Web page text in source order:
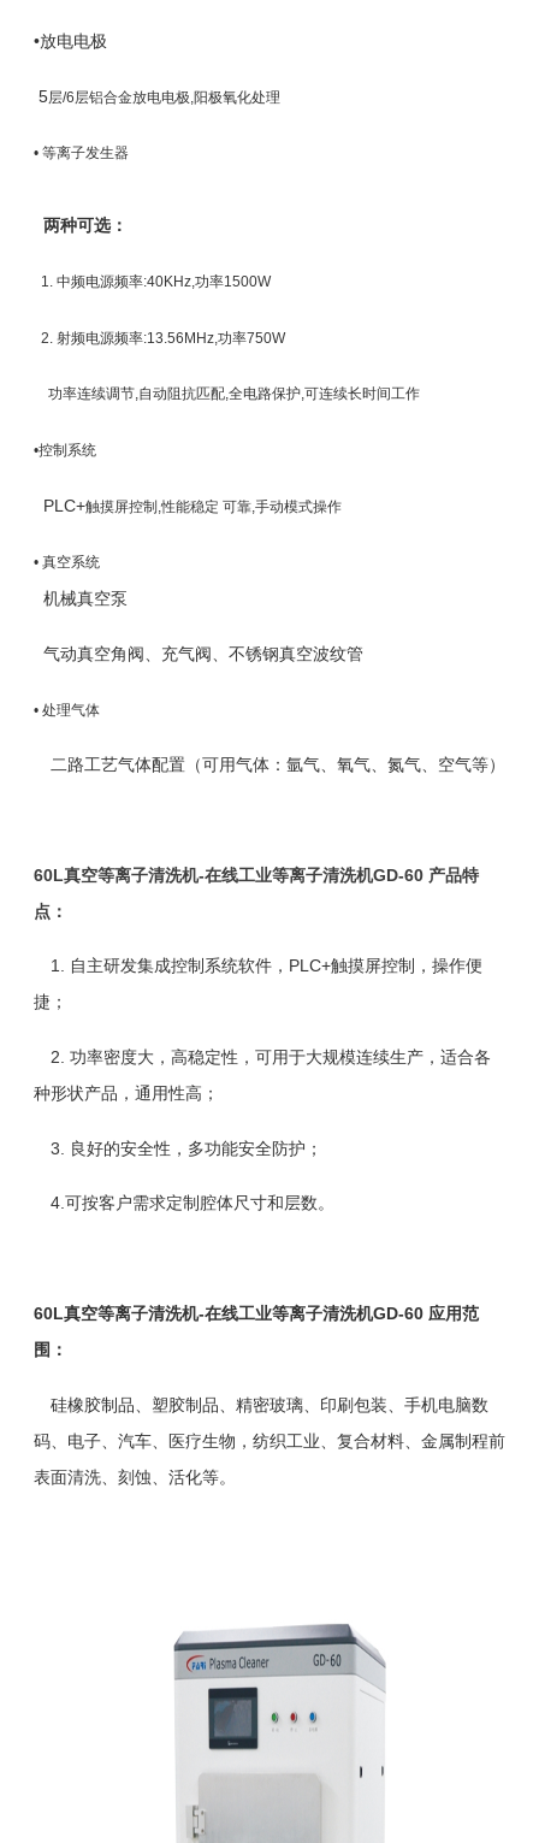
•放电电极
5层/6层铝合金放电电极 阳极氧化处理
• 等离子发生器
两种可选：
1. 中频电源频率:40KHz,功率1500W
2. 射频电源频率:13.56MHz, 功率750W
功率连续调节,自动阻抗匹配,全电路保护,可连续长时间工作
•控制系统
PLC+触摸屏控制 ,性能稳定 可靠, 手动模式操作
• 真空系统
机械真空泵
气动真空角阀、充气阀、不锈钢真空波纹管
• 处理气体
二路工艺气体配置（可用气体：氩气、氧气、氮气、空气等）
60L真空等离子清洗机-在线工业等离子清洗机GD-60 产品特
点：
1. 自主研发集成控制系统软件，PLC+触摸屏控制，操作便
捷；
2. 功率密度大，高稳定性，可用于大规模连续生产，适合各
种形状产品，通用性高；
3. 良好的安全性，多功能安全防护；
4.可按客户需求定制腔体尺寸和层数。
60L真空等离子清洗机-在线工业等离子清洗机GD-60 应用范
围：
硅橡胶制品、塑胶制品、精密玻璃、印刷包装、手机电脑数
码、电子、汽车、医疗生物，纺织工业、复合材料、金属制程前
表面清洗、 刻蚀 活化等。